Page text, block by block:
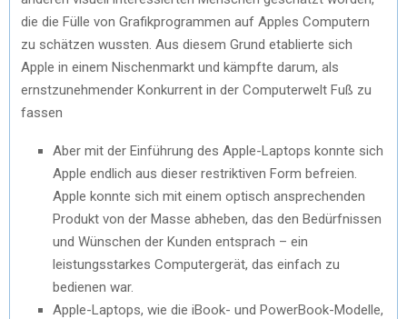
die die Fülle von Grafikprogrammen auf Apples Computern
zu schätzen wussten. Aus diesem Grund etablierte sich
Apple in einem Nischenmarkt und kämpfte darum, als
ernstzunehmender Konkurrent in der Computerwelt Fuß zu
fassen
Aber mit der Einführung des Apple-Laptops konnte sich
Apple endlich aus dieser restriktiven Form befreien.
Apple konnte sich mit einem optisch ansprechenden
Produkt von der Masse abheben, das den Bedürfnissen
und Wünschen der Kunden entsprach – ein
leistungsstarkes Computergerät, das einfach zu
bedienen war.
Apple-Laptops, wie die iBook- und PowerBook-Modelle,